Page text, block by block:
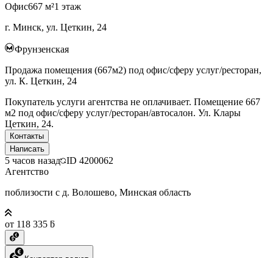
Офис667 м²1 этаж
г. Минск, ул. Цеткин, 24
Фрунзенская
Продажа помещения (667м2) под офис/сферу услуг/ресторан,
ул. К. Цеткин, 24
Покупатель услуги агентства не оплачивает. Помещение 667
м2 под офис/сферу услуг/ресторан/автосалон. Ул. Клары
Цеткин, 24.
Контакты
Написать
5 часов назад ID 4200062
Агентство
поблизости с д. Волошево, Минская область
от 118 335 ƃ